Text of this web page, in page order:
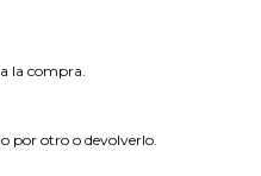
la compra.
por otro o devolverlo.